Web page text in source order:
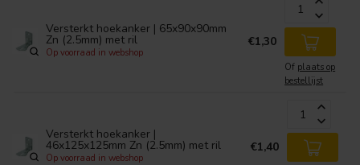
Versterkt hoekanker | 65x90x90mm
Zn (2.5mm) met ril
Op voorraad in webshop
€1,30
Of plaats op
bestellijst
Versterkt hoekanker |
46x125x125mm Zn (2.5mm) met ril
Op voorraad in webshop
€1,40